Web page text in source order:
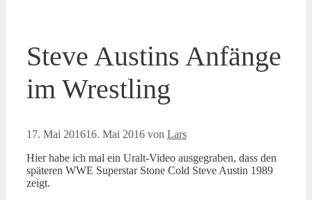
Steve Austins Anfänge
im Wrestling
17. Mai 201616. Mai 2016 von Lars
Hier habe ich mal ein Uralt-Video ausgegraben, dass den
späteren WWE Superstar Stone Cold Steve Austin 1989
zeigt.